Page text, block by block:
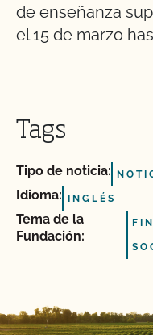
de enseñanza
el 15 de marzo
Tags
Tipo de noticia:
Idioma: INGLÉS
Tema de la
Fundación: